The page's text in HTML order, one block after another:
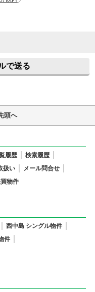
で送る
頭へ
履歴
検索履歴
扱い
メール問合せ
物件
西中島 シングル物件
件